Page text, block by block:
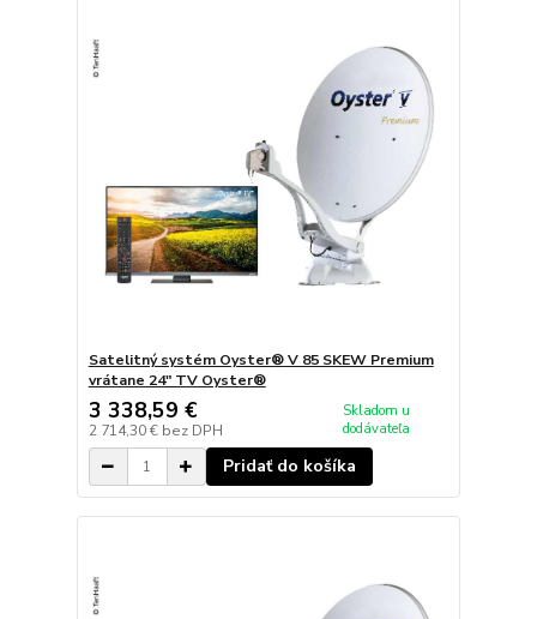
Satelitný systém Oyster® V 85 SKEW Premium
vrátane 24" TV Oyster®
3 338,59 €
2 714,30 € bez DPH
Skladom u
dodávateľa
Pridať do košíka